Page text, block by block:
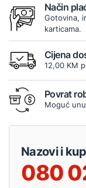
Način
Gotovina,
karticama.
Cijena
12,00 KM
Povrat
Moguć
Nazovi i
080